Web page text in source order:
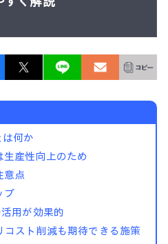
AIワークステーション
Poly
WXP（DEXツール）
一覧
録
何か
生産性向上のため
意点
プ
用が効果的
スト削減も期待できる施策